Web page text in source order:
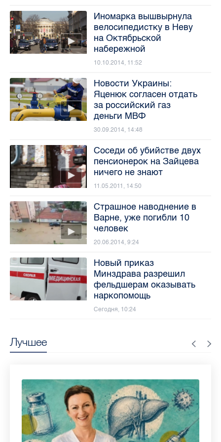
Лучшее
Иномарка вышвырнула
велосипедистку в Неву
на Октябрьской
набережной
10.10.2014, 11:52
Новости Украины:
Яценюк согласен отдать
за российский газ
деньги МВФ
30.09.2014, 14:48
Соcеди об убийстве двух
пенсионерок на Зайцева
ничего не знают
11.05.2011, 14:50
Страшное наводнение в
Варне, уже погибли 10
человек
20.06.2014, 9:24
Новый приказ
Минздрава разрешил
фельдшерам оказывать
наркопомощь
Сегодня, 10:24